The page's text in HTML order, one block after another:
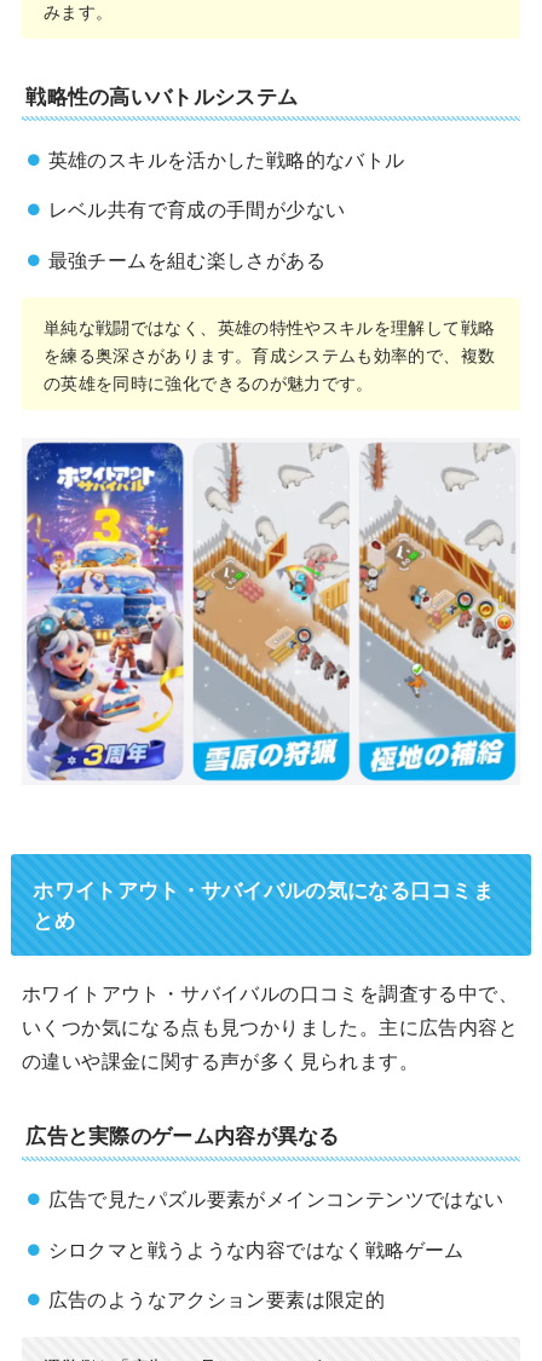
みます。
戦略性の高いバトルシステム
英雄のスキルを活かした戦略的なバトル
レベル共有で育成の手間が少ない
最強チームを組む楽しさがある
単純な戦闘ではなく、英雄の特性やスキルを理解して戦略
を練る奥深さがあります。育成システムも効率的で、複数
の英雄を同時に強化できるのが魅力です。
ホワイトアウト・サバイバルの気になる口コミま
とめ
ホワイトアウト・サバイバルの口コミを調査する中で、
いくつか気になる点も見つかりました。主に広告内容と
の違いや課金に関する声が多く見られます。
広告と実際のゲーム内容が異なる
広告で見たパズル要素がメインコンテンツではない
シロクマと戦うような内容ではなく戦略ゲーム
広告のようなアクション要素は限定的